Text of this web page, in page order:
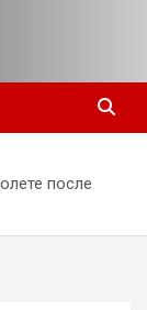
после